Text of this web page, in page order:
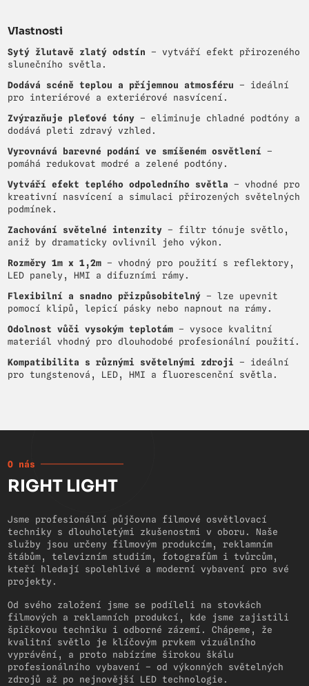
Vlastnosti
Sytý žlutavě zlatý odstín – vytváří efekt přirozeného
slunečního světla.
Dodává scéně teplou a příjemnou atmosféru – ideální
pro interiérové a exteriérové nasvícení.
Zvýrazňuje pleťové tóny – eliminuje chladné podtóny a
dodává pleti zdravý vzhled.
Vyrovnává barevné podání ve smíšeném osvětlení –
pomáhá redukovat modré a zelené podtóny.
Vytváří efekt teplého odpoledního světla – vhodné pro
kreativní nasvícení a simulaci přirozených světelných
podmínek.
Zachování světelné intenzity – filtr tónuje světlo,
aniž by dramaticky ovlivnil jeho výkon.
Rozměry 1m x 1,2m – vhodný pro použití s reflektory,
LED panely, HMI a difuzními rámy.
Flexibilní a snadno přizpůsobitelný – lze upevnit
pomocí klipů, lepicí pásky nebo napnout na rámy.
Odolnost vůči vysokým teplotám – vysoce kvalitní
materiál vhodný pro dlouhodobé profesionální použití.
Kompatibilita s různými světelnými zdroji – ideální
pro tungstenová, LED, HMI a fluorescenční světla.
O nás
RIGHT LIGHT
Jsme profesionální půjčovna filmové osvětlovací
techniky s dlouholetými zkušenostmi v oboru. Naše
služby jsou určeny filmovým produkcím, reklamním
štábům, televizním studiím, fotografům i tvůrcům,
kteří hledají spolehlivé a moderní vybavení pro své
projekty.
Od svého založení jsme se podíleli na stovkách
filmových a reklamních produkcí, kde jsme zajistili
špičkovou techniku i odborné zázemí. Chápeme, že
kvalitní světlo je klíčovým prvkem vizuálního
vyprávění, a proto nabízíme širokou škálu
profesionálního vybavení – od výkonných světelných
zdrojů až po nejnovější LED technologie.